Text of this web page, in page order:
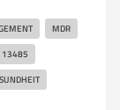
MDR
13485